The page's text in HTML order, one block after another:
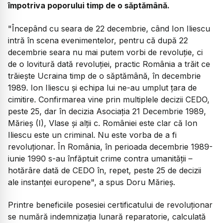
împotriva poporului timp de o săptămână.
"Începând cu seara de 22 decembrie, când Ion Iliescu
intră în scena evenimentelor, pentru că după 22
decembrie seara nu mai putem vorbi de revoluție, ci
de o lovitură dată revoluției, practic România a trăit ce
trăiește Ucraina timp de o săptămână, în decembrie
1989. Ion Iliescu și echipa lui ne-au umplut țara de
cimitire. Confirmarea vine prin multiplele decizii CEDO,
peste 25, dar în decizia Asociația 21 Decembrie 1989,
Mărieș (I), Vlase și alții c. României este clar că Ion
Iliescu este un criminal. Nu este vorba de a fi
revoluționar. În România, în perioada decembrie 1989-
iunie 1990 s-au înfăptuit crime contra umanității –
hotărâre dată de CEDO în, repet, peste 25 de decizii
ale instanței europene", a spus Doru Mărieș.
Printre beneficiile posesiei certificatului de revoluționar
se numără indemnizația lunară reparatorie, calculată